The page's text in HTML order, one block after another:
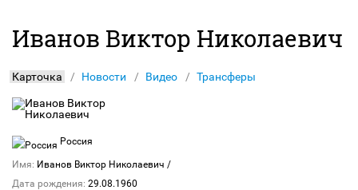
Иванов Виктор Николаевич
Карточка Новости Видео Трансферы
Россия
Имя: Иванов Виктор Николаевич /
Дата рождения: 29.08.1960